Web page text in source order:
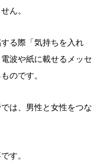
ん。
る際「気持ちを入れ
波や紙に載せるメッセ
のです。
は、男性と女性をつな
す。